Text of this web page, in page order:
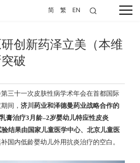
简 繁 EN
创新药泽立美（本维
破
三十一次皮肤性病学术年会在首都国际
间， 济川药业和泽德曼药业战略合作的
膏治疗3月龄–2岁婴幼儿特应性皮炎
验结果由国家儿童医学中心、北京儿童医
补国内低龄婴幼儿外用抗炎治疗的空白。